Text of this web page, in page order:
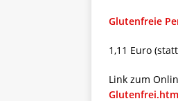
Glutenfreie
1,11 Euro
Link zum